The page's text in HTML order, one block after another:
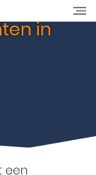
in
een